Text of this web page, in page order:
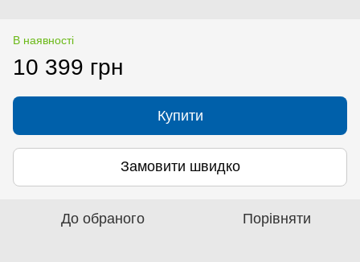
В наявності
10 399 грн
Купити
Замовити швидко
До обраного Порівняти